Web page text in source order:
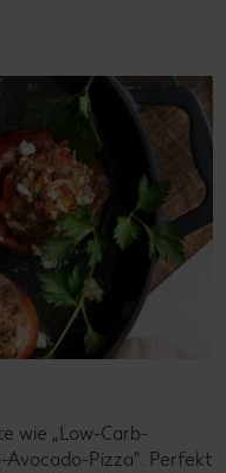
wie „Low-Carb-
Avocado-Pizza". Perfekt